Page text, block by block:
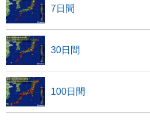
7日間
30日間
100日間